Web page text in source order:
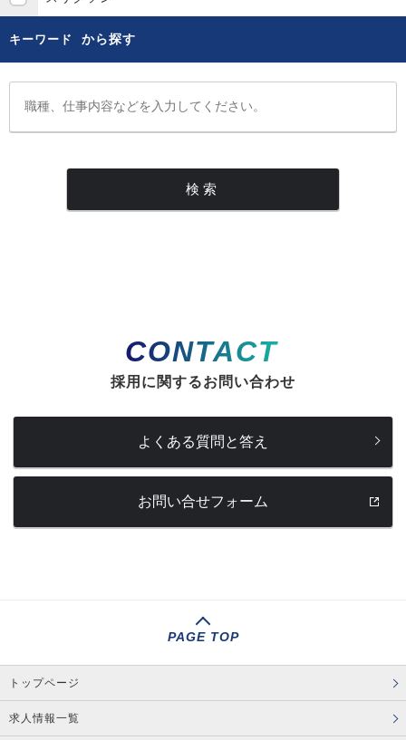
キーワード から探す
CONTACT
採用に関するお問い合わせ
よくある質問と答え
お問い合せフォーム
PAGE TOP
トップページ
求人情報一覧